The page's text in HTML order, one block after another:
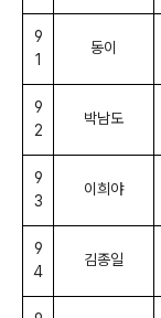
9
1
동이
9
2
박남도
9
3
이희야
9
4
김종일